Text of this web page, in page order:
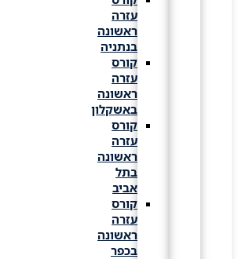
עזרה
ראשונה
בנתניה
קורס
עזרה
ראשונה
באשקלון
קורס
עזרה
ראשונה
קורס
עזרה
ראשונה
בכפר